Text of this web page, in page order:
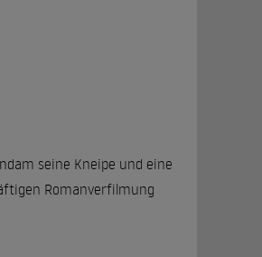
seine Kneipe und eine
Romanverfilmung